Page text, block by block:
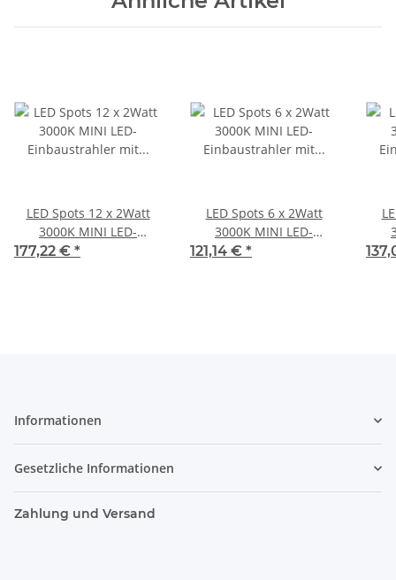
LED Spots 12 x 2Watt
3000K MINI LED-
Einbaustrahler mit Wifi
177,22 € *
LED Spots 6 x 2Watt
3000K MINI LED-
Einbaustrahler mit Wifi
121,14 € *
Informationen
Gesetzliche Informationen
Zahlung und Versand